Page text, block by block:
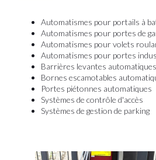
Automatismes pour portails à
Automatismes pour portes de
Automatismes pour volets
Automatismes pour portes
Barrières levantes automatiques
Bornes escamotables
Portes piétonnes automatiques
Systèmes de contrôle d'accès
Systèmes de gestion de parking